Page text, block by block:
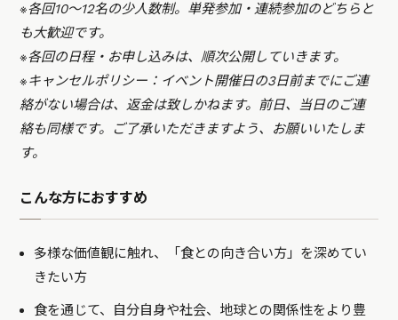
※各回10〜12名の少人数制。単発参加・連続参加のどちらと
も大歓迎です。
※各回の日程・お申し込みは、順次公開していきます。
※キャンセルポリシー：イベント開催日の3日前までにご連
絡がない場合は、返金は致しかねます。前日、当日のご連
絡も同様です。ご了承いただきますよう、お願いいたしま
す。
こんな方におすすめ
多様な価値観に触れ、「食との向き合い方」を深めてい
きたい方
食を通じて、自分自身や社会、地球との関係性をより豊